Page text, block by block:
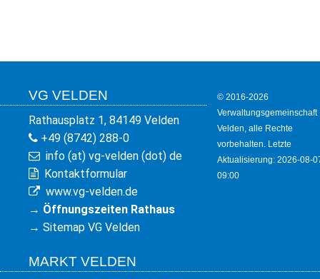
VG VELDEN
Rathausplatz 1, 84149 Velden
+49 (8742) 288-0
info (at) vg-velden (dot) de
Kontaktformular
www.vg-velden.de
→ Öffnungszeiten Rathaus
→ Sitemap VG Velden
MARKT VELDEN
© 2016-2026
Verwaltungsgemeinschaft
Velden, alle Rechte
vorbehalten. Letzte
Aktualisierung: 2026-08-
09:00